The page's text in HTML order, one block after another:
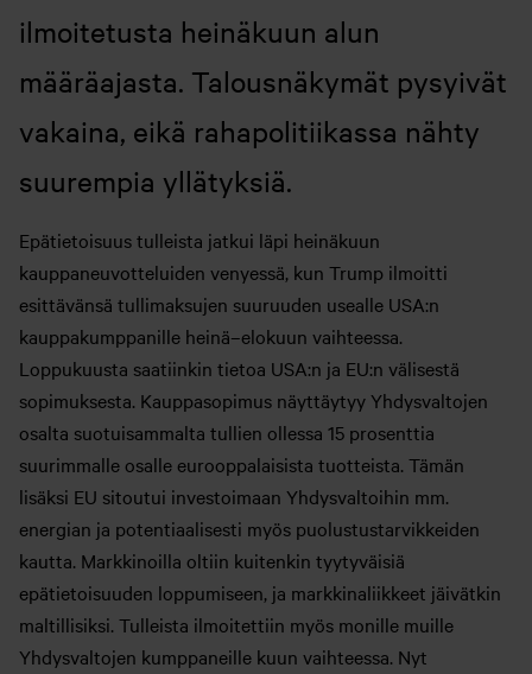
ilmoitetusta heinäkuun alun
määräajasta. Talousnäkymät pysyivät
vakaina, eikä rahapolitiikassa nähty
suurempia yllätyksiä.
Epätietoisuus tulleista jatkui läpi heinäkuun
kauppaneuvotteluiden venyessä, kun Trump ilmoitti
esittävänsä tullimaksujen suuruuden usealle USA:n
kauppakumppanille heinä–elokuun vaihteessa.
Loppukuusta saatiinkin tietoa USA:n ja EU:n välisestä
sopimuksesta. Kauppasopimus näyttäytyy Yhdysvaltojen
osalta suotuisammalta tullien ollessa 15 prosenttia
suurimmalle osalle eurooppalaisista tuotteista. Tämän
lisäksi EU sitoutui investoimaan Yhdysvaltoihin mm.
energian ja potentiaalisesti myös puolustustarvikkeiden
kautta. Markkinoilla oltiin kuitenkin tyytyväisiä
epätietoisuuden loppumiseen, ja markkinaliikkeet jäivätkin
maltillisiksi. Tulleista ilmoitettiin myös monille muille
Yhdysvaltojen kumppaneille kuun vaihteessa. Nyt